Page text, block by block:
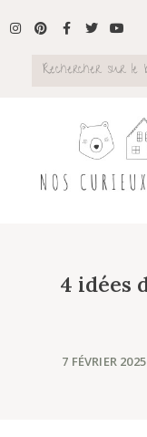
4 idées
7 FÉVRIER 2025